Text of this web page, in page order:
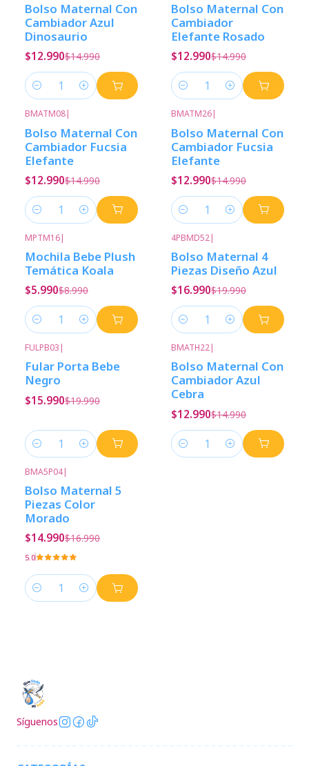
Bolso Maternal Con
Cambiador Azul
Dinosaurio
$12.990$14.990
Cantidad
Bolso Maternal Con
Cambiador
Elefante Rosado
$12.990$14.990
Cantidad
BMATM08|
Bolso Maternal Con
Cambiador Fucsia
Elefante
$12.990$14.990
Cantidad
BMATM26|
Bolso Maternal Con
Cambiador Fucsia
Elefante
$12.990$14.990
Cantidad
MPTM16|
Mochila Bebe Plush
Temática Koala
$5.990$8.990
Cantidad
Nuevo
4PBMD52|
Bolso Maternal 4
Piezas Diseño Azul
$16.990$19.990
Cantidad
FULPB03 |
Fular Porta Bebe
Negro
$15.990$19.990
Cantidad
BMATH22|
Bolso Maternal Con
Cambiador Azul
Cebra
$12.990$14.990
Cantidad
BMA5P04|
Bolso Maternal 5
Piezas Color
Morado
$14.990$16.990
5.0
Cantidad
Síguenos